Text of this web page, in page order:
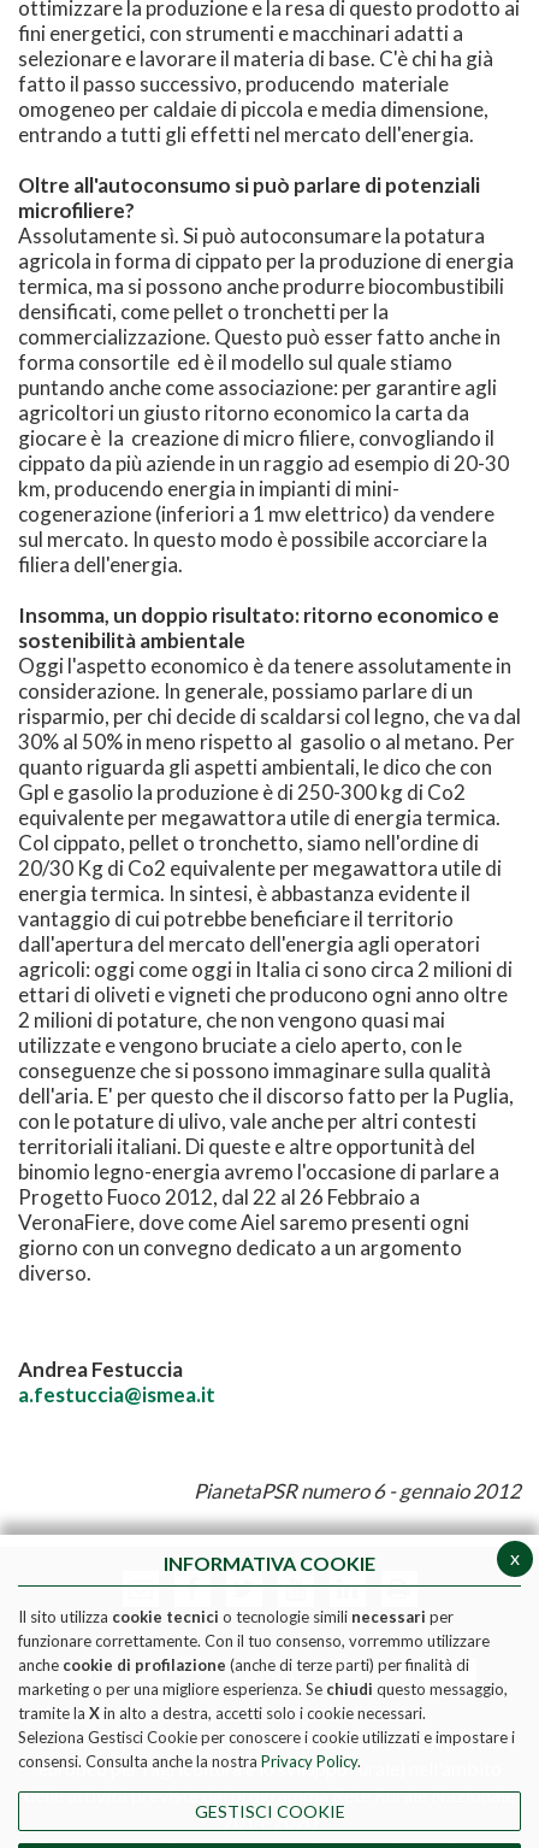
ottimizzare la produzione e la resa di questo prodotto ai
fini energetici, con strumenti e macchinari adatti a
selezionare e lavorare il materia di base. C'è chi ha già
fatto il passo successivo, producendo materiale
omogeneo per caldaie di piccola e media dimensione,
entrando a tutti gli effetti nel mercato dell'energia.
Oltre all'autoconsumo si può parlare di potenziali
microfiliere?
Assolutamente sì. Si può autoconsumare la potatura
agricola in forma di cippato per la produzione di energia
termica, ma si possono anche produrre biocombustibili
densificati, come pellet o tronchetti per la
commercializzazione. Questo può esser fatto anche in
forma consortile ed è il modello sul quale stiamo
puntando anche come associazione: per garantire agli
agricoltori un giusto ritorno economico la carta da
giocare è la creazione di micro filiere, convogliando il
cippato da più aziende in un raggio ad esempio di 20-30
km, producendo energia in impianti di mini-
cogenerazione (inferiori a 1 mw elettrico) da vendere
sul mercato. In questo modo è possibile accorciare la
filiera dell'energia.
Insomma, un doppio risultato: ritorno economico e
sostenibilità ambientale
Oggi l'aspetto economico è da tenere assolutamente in
considerazione. In generale, possiamo parlare di un
risparmio, per chi decide di scaldarsi col legno, che va dal
30% al 50% in meno rispetto al gasolio o al metano. Per
quanto riguarda gli aspetti ambientali, le dico che con
Gpl e gasolio la produzione è di 250-300 kg di Co2
equivalente per megawattora utile di energia termica.
Col cippato, pellet o tronchetto, siamo nell'ordine di
20/30 Kg di Co2 equivalente per megawattora utile di
energia termica. In sintesi, è abbastanza evidente il
vantaggio di cui potrebbe beneficiare il territorio
dall'apertura del mercato dell'energia agli operatori
agricoli: oggi come oggi in Italia ci sono circa 2 milioni di
ettari di oliveti e vigneti che producono ogni anno oltre
2 milioni di potature, che non vengono quasi mai
utilizzate e vengono bruciate a cielo aperto, con le
conseguenze che si possono immaginare sulla qualità
dell'aria. E' per questo che il discorso fatto per la Puglia,
con le potature di ulivo, vale anche per altri contesti
territoriali italiani. Di queste e altre opportunità del
binomio legno-energia avremo l'occasione di parlare a
Progetto Fuoco 2012, dal 22 al 26 Febbraio a
VeronaFiere, dove come Aiel saremo presenti ogni
giorno con un convegno dedicato a un argomento
diverso.
Andrea Festuccia
a.festuccia@ismea.it
PianetaPSR numero 6 - gennaio 2012
Pubblicazione realizzata con il contributo FEASR (Fondo
europeo per l'agricoltura e lo sviluppo rurale) nell'ambito
delle attività previste dal programma Rete Rurale Nazionale
2014-2020
x
INFORMATIVA COOKIE
Il sito utilizza cookie tecnici o tecnologie simili necessari per
funzionare correttamente. Con il tuo consenso, vorremmo utilizzare
anche cookie di profilazione (anche di terze parti) per finalità di
marketing o per una migliore esperienza. Se chiudi questo messaggio,
tramite la Xin alto a destra, accetti solo i cookie necessari.
Seleziona Gestisci Cookie per conoscere i cookie utilizzati e impostare i
consensi. Consulta anche la nostra Privacy Policy.
GESTISCI COOKIE